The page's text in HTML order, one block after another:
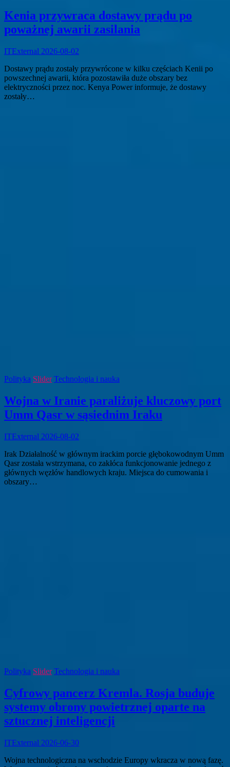
Kenia przywraca dostawy prądu po
poważnej awarii zasilania
ITExternal 2026-08-02
Dostawy prądu zostały przywrócone w kilku częściach Kenii po
powszechnej awarii, która pozostawiła duże obszary bez
elektryczności przez noc. Kenya Power informuje, że dostawy
zostały…
Polityka Slider Technologia i nauka
Wojna w Iranie paraliżuje kluczowy port
Umm Qasr w sąsiednim Iraku
ITExternal 2026-08-02
Irak Działalność w głównym irackim porcie głębokowodnym Umm
Qasr została wstrzymana, co zakłóca funkcjonowanie jednego z
głównych węzłów handlowych kraju. Miejsca do cumowania i
obszary…
Polityka Slider Technologia i nauka
Cyfrowy pancerz Kremla. Rosja buduje
systemy obrony powietrznej oparte na
sztucznej inteligencji
ITExternal 2026-06-30
Wojna technologiczna na wschodzie Europy wkracza w nową fazę.